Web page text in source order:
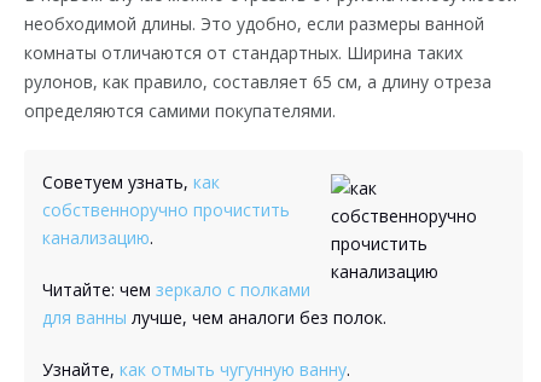
необходимой длины. Это удобно, если размеры ванной
комнаты отличаются от стандартных. Ширина таких
рулонов, как правило, составляет 65 см, а длину отреза
определяются самими покупателями.
Советуем узнать, как
собственноручно прочистить
канализацию.
Читайте: чем зеркало с полками
для ванны лучше, чем аналоги без полок.
Узнайте, как отмыть чугунную ванну.